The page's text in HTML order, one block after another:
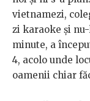
vietnamezi,
zi karaoke și nu-
minute, a
4, acolo unde
oamenii chiar